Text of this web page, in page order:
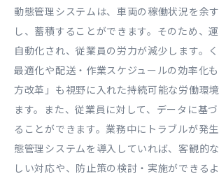
動態管理システムは、車両の稼働状況を余
し、蓄積することができます。そのため、
自動化され、従業員の労力が減少します。
最適化や配送・作業スケジュールの効率化
方改革」も視野に入れた持続可能な労働環
ます。また、従業員に対して、データに基
ることができます。業務中にトラブルが発
態管理システムを導入していれば、客観的
しい対応や、防止策の検討・実施ができるよ